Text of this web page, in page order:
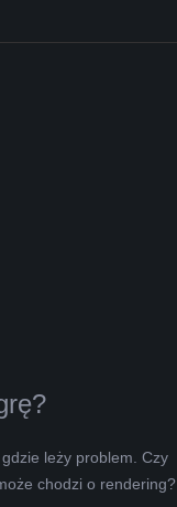
leży problem. Czy
chodzi o rendering?